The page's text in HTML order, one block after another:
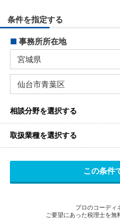
条件を指定する
■ 事務所所在地
相談分野を選択する
取扱業種を選択する
プロのコーディ
ご要望にあった税理士を無